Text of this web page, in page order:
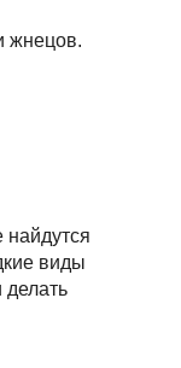
жнецов.
виды
делать